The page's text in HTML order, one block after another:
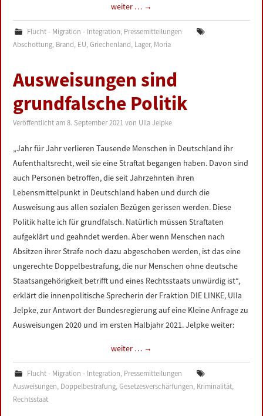
weiter … →
Flucht - Migration - Integration, Pressemitteilungen
Abschottung, Brand, EU,Griechenland, Lager, Moria
Ausweisungen sind
grundfalsche Politik
Veröffentlicht am8. September 2021 von Ulla Jelpke
„Jahr für Jahr verlieren Tausende Menschen in Deutschland ihr
Aufenthaltsrecht, weil sie eine Straftat begangen haben. Davon sind
auch Personen betroffen, die seit Jahrzehnten ihren
Lebensmittelpunkt in Deutschland haben und durch die
Ausweisung aus allen sozialen Bezügen gerissen werden. Diese
Politik halte ich für grundfalsch. Natürlich müssen Straftaten
aufgeklärt und geahndet werden. Aber wenn Menschen nach
Absitzen ihrer Strafe noch dazu abgeschoben werden, ist das eine
ungerechte Doppelbestrafung, die nur Menschen ohne deutsche
Staatsangehörigkeit betrifft und eines Rechtsstaats unwürdig ist“,
erklärt die innenpolitische Sprecherin der Fraktion DIE LINKE, Ulla
Jelpke, zur Antwort der Bundesregierung auf eine Kleine Anfrage zu
Ausweisungen 2020 und im ersten Halbjahr 2021. Jelpke weiter:
weiter … →
Flucht - Migration - Integration, Pressemitteilungen
Ausweisungen, Doppelbestrafung,Gesetzesverschärfungen, Kriminalität,
Rechtsstaat